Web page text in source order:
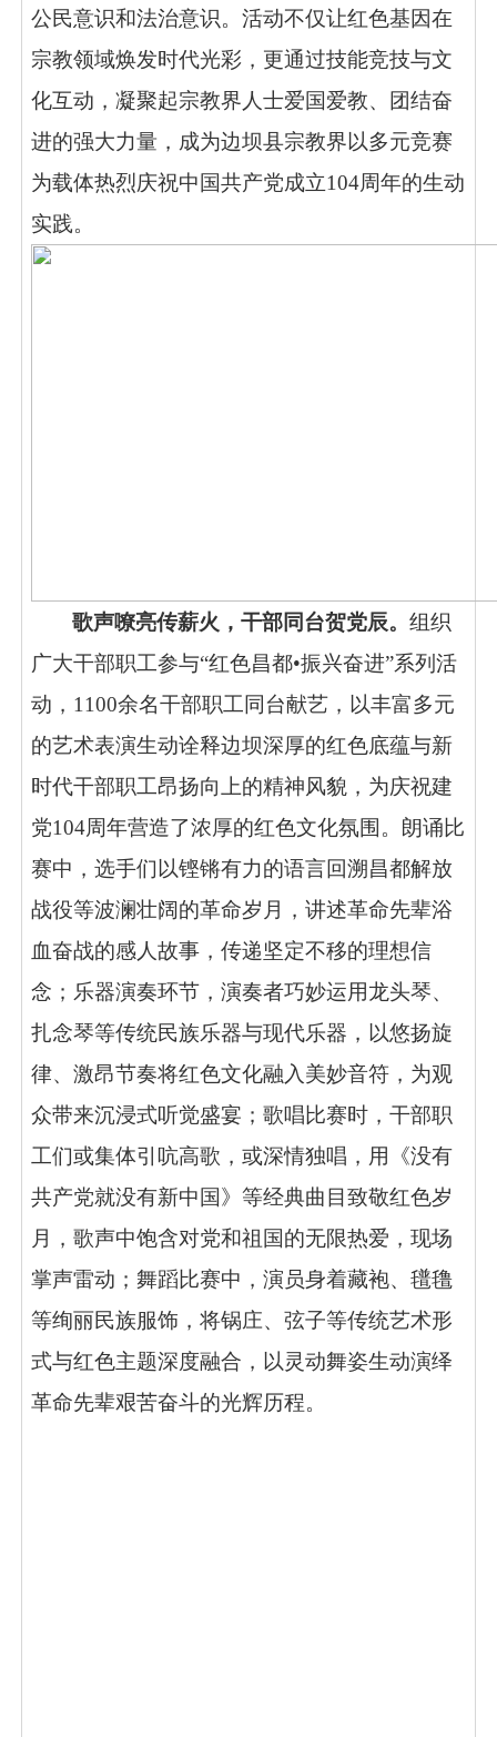
公民意识和法治意识。活动不仅让红色基因在
宗教领域焕发时代光彩，更通过技能竞技与文
化互动，凝聚起宗教界人士爱国爱教、团结奋
进的强大力量，成为边坝县宗教界以多元竞赛
为载体热烈庆祝中国共产党成立104周年的生动
实践。
歌声嘹亮传薪火，干部同台贺党辰。组织
广大干部职工参与“红色昌都•振兴奋进”系列活
动，1100余名干部职工同台献艺，以丰富多元
的艺术表演生动诠释边坝深厚的红色底蕴与新
时代干部职工昂扬向上的精神风貌，为庆祝建
党104周年营造了浓厚的红色文化氛围。朗诵比
赛中，选手们以铿锵有力的语言回溯昌都解放
战役等波澜壮阔的革命岁月，讲述革命先辈浴
血奋战的感人故事，传递坚定不移的理想信
念；乐器演奏环节，演奏者巧妙运用龙头琴、
扎念琴等传统民族乐器与现代乐器，以悠扬旋
律、激昂节奏将红色文化融入美妙音符，为观
众带来沉浸式听觉盛宴；歌唱比赛时，干部职
工们或集体引吭高歌，或深情独唱，用《没有
共产党就没有新中国》等经典曲目致敬红色岁
月，歌声中饱含对党和祖国的无限热爱，现场
掌声雷动；舞蹈比赛中，演员身着藏袍、氆氇
等绚丽民族服饰，将锅庄、弦子等传统艺术形
式与红色主题深度融合，以灵动舞姿生动演绎
革命先辈艰苦奋斗的光辉历程。